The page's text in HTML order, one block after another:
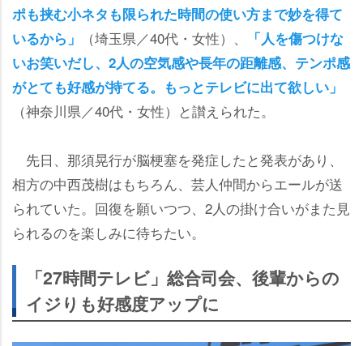
ポも挟む小ネタも限られた時間の使い方まで妙を得て
いるから」
（埼玉県／40代・女性）、
「人を傷つけな
いお笑いだし、2人の空気感や長年の距離感、テンポ感
がとても好感が持てる。もっとテレビに出て欲しい」
（神奈川県／40代・女性）と讃えられた。
先日、那須晃行が脳梗塞を発症したと発表があり、
相方の中西茂樹はもちろん、芸人仲間からエールが送
られていた。回復を願いつつ、2人の掛け合いがまた見
られるのを楽しみに待ちたい。
「27時間テレビ」総合司会、後輩からの
イジりも好感度アップに